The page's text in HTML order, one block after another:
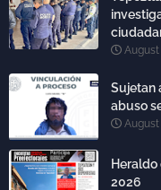
August
Sujetan
abuso
August
Heraldo
2026